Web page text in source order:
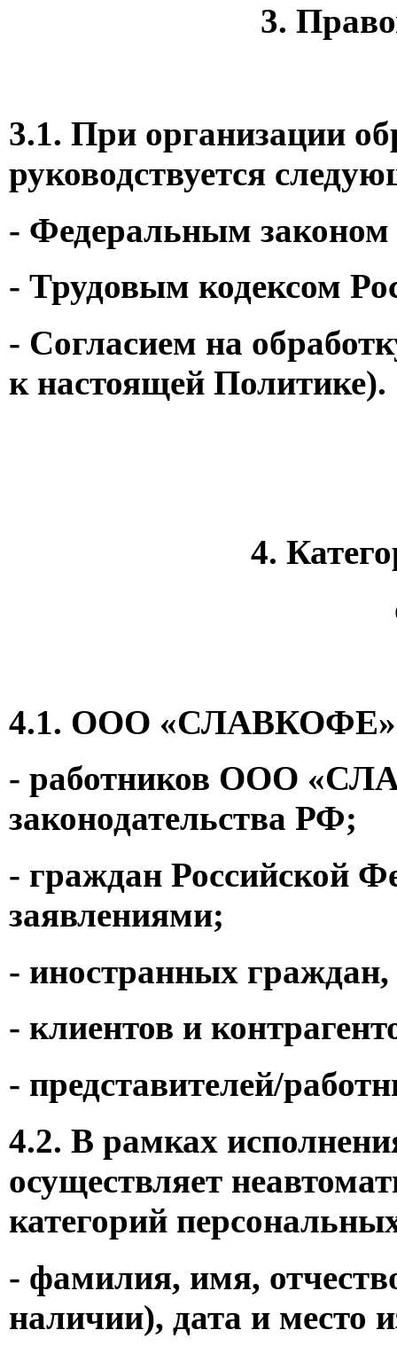
3.
3.1. При организации
руководствуется
- Федеральным
- Трудовым кодексом
- Согласием на
к настоящей Политике).
4.
4.1. ООО «СЛАВКОФЕ»
- работников ООО
законодательства РФ;
- граждан Российской
заявлениями;
- иностранных
- клиентов и
- представителей/
4.2. В рамках
осуществляет
категорий
- фамилия, имя,
наличии), дата и место